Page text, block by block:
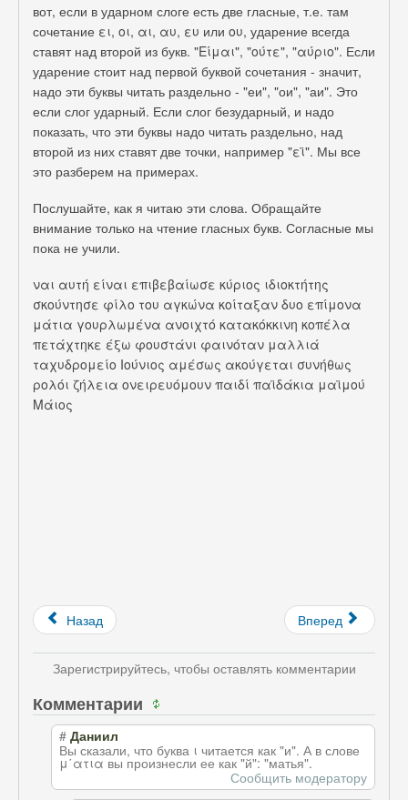
вот, если в ударном слоге есть две гласные, т.е. там
сочетание ει, οι, αι, αυ, ευ или ου, ударение всегда
ставят над второй из букв. "Είμαι", "ούτε", "αύριο". Если
ударение стоит над первой буквой сочетания - значит,
надо эти буквы читать раздельно - "еи", "ои", "аи". Это
если слог ударный. Если слог безударный, и надо
показать, что эти буквы надо читать раздельно, над
второй из них ставят две точки, например "εϊ". Мы все
это разберем на примерах.
Послушайте, как я читаю эти слова. Обращайте
внимание только на чтение гласных букв. Согласные мы
пока не учили.
ναι αυτή είναι επιβεβαίωσε κύριος ιδιοκτήτης
σκούντησε φίλο του αγκώνα κοίταξαν δυο επίμονα
μάτια γουρλωμένα ανοιχτό κατακόκκινη κοπέλα
πετάχτηκε έξω φουστάνι φαινόταν μαλλιά
ταχυδρομείο Ιούνιος αμέσως ακούγεται συνήθως
ρολόι ζήλεια ονειρευόμουν παιδί παϊδάκια μαϊμού
Μάιος
Назад Вперед
Зарегистрируйтесь, чтобы оставлять комментарии
Комментарии
# Даниил
Вы сказали, что буква ι читается как "и". А в слове
μ΄ατια вы произнесли ее как "й": "матья".
Сообщить модератору